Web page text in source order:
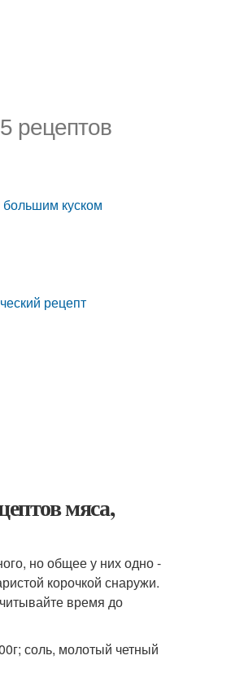
рецептов
большим куском
рецепт
мяса,
но общее у них одно -
корочкой снаружи.
время до
соль, молотый четный